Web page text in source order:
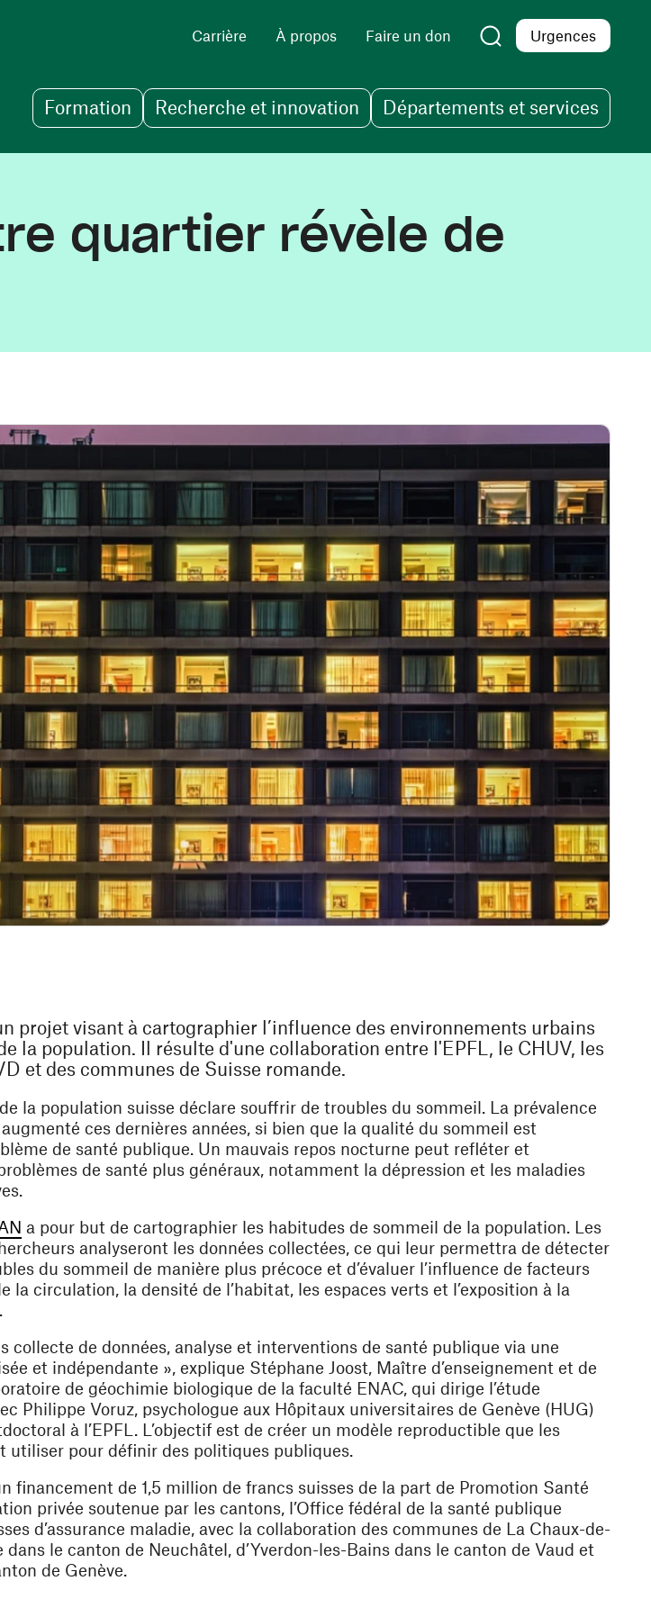
Carrière À propos Faire un don Urgences
Formation Recherche et innovation Départements et services
quartier révèle de
projet visant à cartographier l’influence des environnements urbains
la population. Il résulte d'une collaboration entre l'EPFL, le CHUV, les
et des communes de Suisse romande.
la population suisse déclare souffrir de troubles du sommeil. La prévalence
ces dernières années, si bien que la qualité du sommeil est
de santé publique. Un mauvais repos nocturne peut refléter et
de santé plus généraux, notamment la dépression et les maladies
(ouvre une nouvelle fenêtre)
a pour but de cartographier les habitudes de sommeil de la population. Les
analyseront les données collectées, ce qui leur permettra de détecter
du sommeil de manière plus précoce et d’évaluer l’influence de facteurs
la circulation, la densité de l’habitat, les espaces verts et l’exposition à la
collecte de données, analyse et interventions de santé publique via une
et indépendante », explique Stéphane Joost, Maître d’enseignement et de
de géochimie biologique de la faculté ENAC, qui dirige l’étude
Philippe Voruz, psychologue aux Hôpitaux universitaires de Genève (HUG)
à l’EPFL. L’objectif est de créer un modèle reproductible que les
utiliser pour définir des politiques publiques.
financement de 1,5 million de francs suisses de la part de Promotion Santé
privée soutenue par les cantons, l’Office fédéral de la santé publique
d’assurance maladie, avec la collaboration des communes de La Chaux-de-
dans le canton de Neuchâtel, d’Yverdon-les-Bains dans le canton de Vaud et
de Genève.